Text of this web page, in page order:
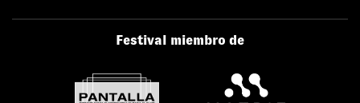
Festival miembro de